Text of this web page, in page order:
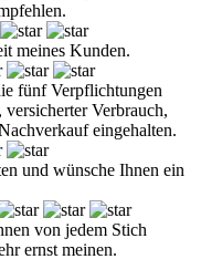
meines Kunden.
fünf Verpflichtungen
Verbrauch,
eingehalten.
und wünsche Ihnen ein
von jedem Stich
ernst meinen.